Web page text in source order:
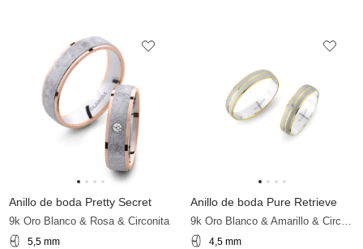
Anillo de boda Pretty Secret
9k Oro Blanco & Rosa & Circonita
5,5 mm
Anillo de boda Pure Retrieve
9k Oro Blanco & Amarillo & Circonita
4,5 mm